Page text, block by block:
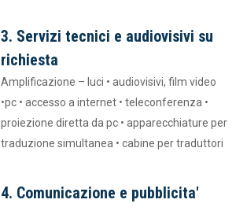
3. Servizi tecnici e audiovisivi su
richiesta
Amplificazione – luci • audiovisivi, film video
•pc • accesso a internet • teleconferenza •
proiezione diretta da pc • apparecchiature per
traduzione simultanea • cabine per traduttori
4. Comunicazione e pubblicita'